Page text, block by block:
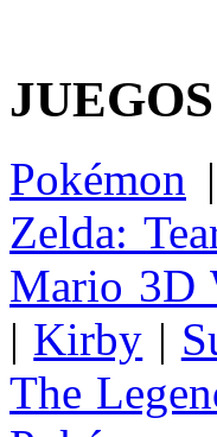
Pokémon |
Zelda:
Mario 3D
| Kirby |
The